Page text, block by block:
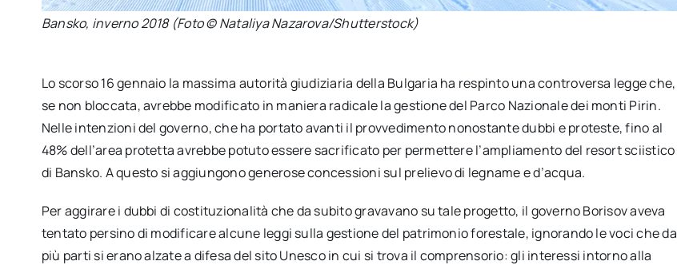
Bansko, inverno 2018 (Foto © Nataliya Nazarova/Shutterstock)
Lo scorso 16 gennaio la massima autorità giudiziaria della Bulgaria ha respinto una controversa legge che,
se non bloccata, avrebbe modificato in maniera radicale la gestione del Parco Nazionale dei monti Pirin.
Nelle intenzioni del governo, che ha portato avanti il provvedimento nonostante dubbi e proteste, fino al
48% dell’area protetta avrebbe potuto essere sacrificato per permettere l’ampliamento del resort sciistico
di Bansko. A questo si aggiungono generose concessioni sul prelievo di legname e d’acqua.
Per aggirare i dubbi di costituzionalità che da subito gravavano su tale progetto, il governo Borisov aveva
tentato persino di modificare alcune leggi sulla gestione del patrimonio forestale, ignorando le voci che da
più parti si erano alzate a difesa del sito Unesco in cui si trova il comprensorio: gli interessi intorno alla